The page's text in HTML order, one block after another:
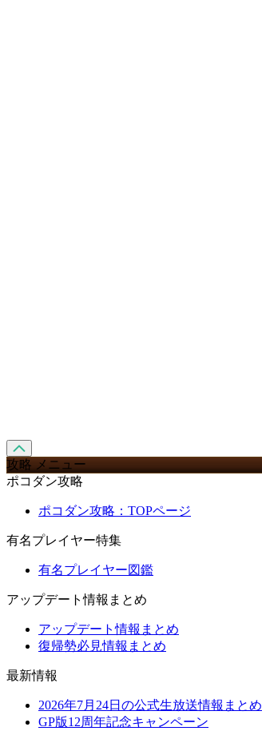
攻略 メニュー
ポコダン攻略
ポコダン攻略：TOPページ
有名プレイヤー特集
有名プレイヤー図鑑
アップデート情報まとめ
アップデート情報まとめ
復帰勢必見情報まとめ
最新情報
2026年7月24日の公式生放送情報まとめ
GP版12周年記念キャンペーン